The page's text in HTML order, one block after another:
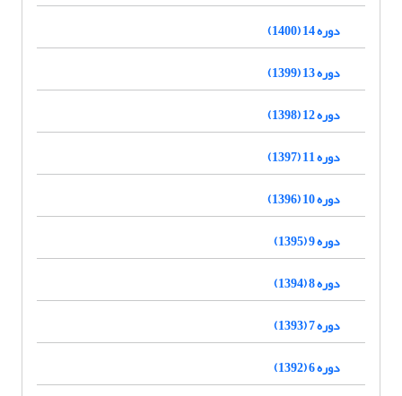
دوره 14 (1400)
دوره 13 (1399)
دوره 12 (1398)
دوره 11 (1397)
دوره 10 (1396)
دوره 9 (1395)
دوره 8 (1394)
دوره 7 (1393)
دوره 6 (1392)